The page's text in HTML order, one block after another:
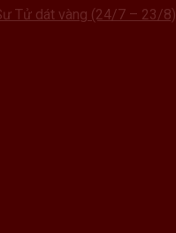
Tử dát vàng (24/7 – 23/8)